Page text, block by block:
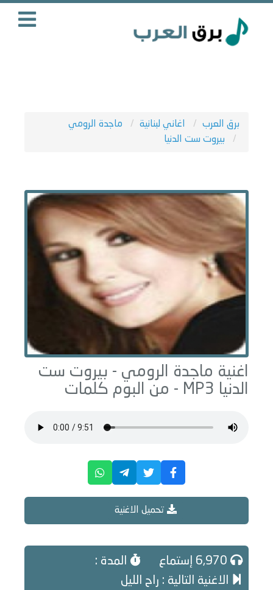
برق العرب اغاني لبنانية
ماجدة الرومي
بيروت ست الدنيا
اغنية ماجدة الرومي - بيروت ست
الدنيا
كلمات
تحميل الاغنية
المدة :
الاغنية التالية : راح الليل